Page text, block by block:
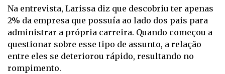
Na entrevista, Larissa diz que descobriu ter apenas
2% da empresa que possuía ao lado dos pais para
administrar a própria carreira. Quando começou a
questionar sobre esse tipo de assunto, a relação
entre eles se deteriorou rápido, resultando no
rompimento.